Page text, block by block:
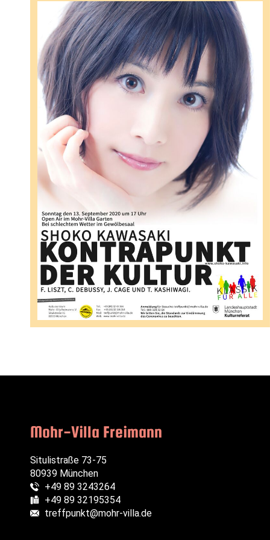
senden
Mohr-Villa Freimann
Situlistraße 73-75
80939 München
Telefon:
+49 89 3243264
Fax:
+49 89 32195354
E-Mail:
treffpunkt@mohr-villa.de